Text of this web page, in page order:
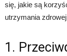
się, jakie są
utrzymania
1.